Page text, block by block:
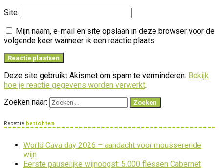
Site
Mijn naam, e-mail en site opslaan in deze browser voor de
volgende keer wanneer ik een reactie plaats.
Deze site gebruikt Akismet om spam te verminderen. Bekijk
hoe je reactie gegevens worden verwerkt.
Zoeken naar:
Recente berichten
World Cava day 2026 – aandacht voor mousserende
wijn
Eerste pauselijke wijnoogst: 5.000 flessen Cabernet